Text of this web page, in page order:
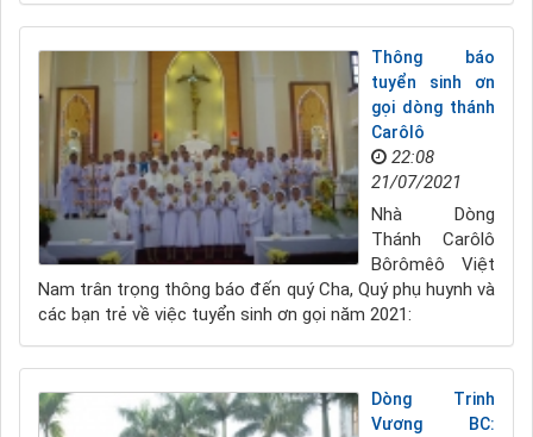
Thông báo
tuyển sinh ơn
gọi dòng thánh
Carôlô
22:08
21/07/2021
Nhà Dòng
Thánh Carôlô
Bôrômêô Việt
Nam trân trọng thông báo đến quý Cha, Quý phụ huynh và
các bạn trẻ về việc tuyển sinh ơn gọi năm 2021:
Dòng Trinh
Vương BC: